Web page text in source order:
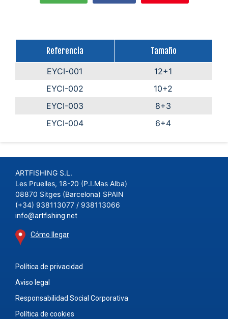
Referencia
Tamaño
EYCI-001
12+1
EYCI-002
10+2
EYCI-003
8+3
EYCI-004
6+4
ARTFISHING S.L.
Les Pruelles, 18-20 (P.I.Mas Alba)
08870 Sitges (Barcelona) SPAIN
(+34) 938113077 / 938113066
info@artfishing.net
Cómo llegar
Política de privacidad
Aviso legal
Responsabilidad Social Corporativa
Política de cookies